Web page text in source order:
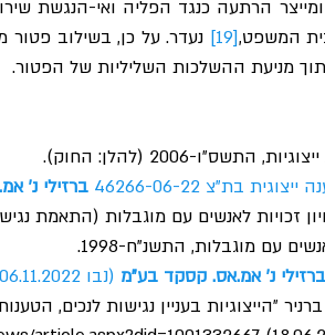
המשפט,[19]
מניעת ההשלכות השליליות של הפטור.
בת"צ 46266-06-22 ברזילי נ'
עם מוגבלות, התשנ"ח-1998.
ברזילי נ' אמ.אס. קסקד בע"מ (נבו 06.11.2022)
ברניר ״הייצוגיות בעניין נגישות לנכים,